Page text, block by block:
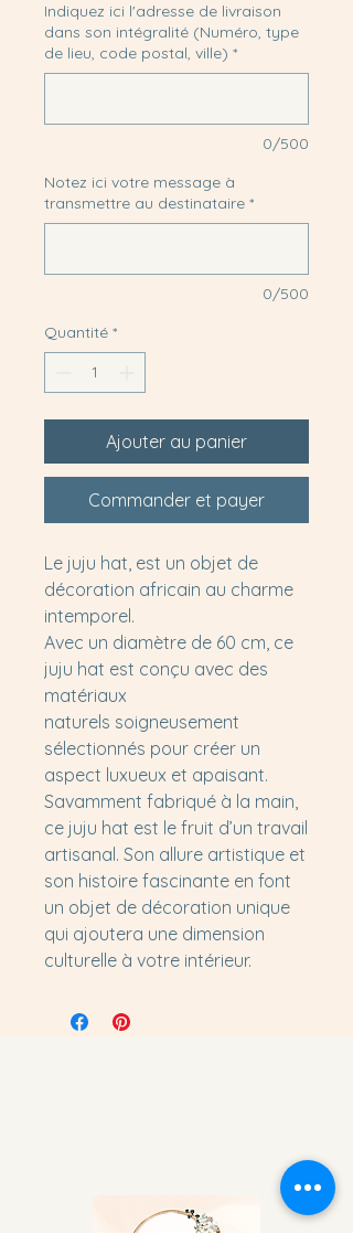
Indiquez ici l'adresse de livraison
dans son intégralité (Numéro, type
de lieu, code postal, ville) *
0/500
Notez ici votre message à
transmettre au destinataire *
0/500
Quantité *
Ajouter au panier
Commander et payer
Le juju hat, est un objet de
décoration africain au charme
intemporel.
Avec un diamètre de 60 cm, ce
juju hat est conçu avec des
matériaux
naturels soigneusement
sélectionnés pour créer un
aspect luxueux et apaisant.
Savamment fabriqué à la main,
ce juju hat est le fruit d’un travail
artisanal. Son allure artistique et
son histoire fascinante en font
un objet de décoration unique
qui ajoutera une dimension
culturelle à votre intérieur.